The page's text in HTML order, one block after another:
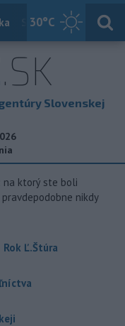
30°C
Slovensko
.SK
Slovenskej
na ktorý ste boli
nikdy
Rok Ľ.Štúra